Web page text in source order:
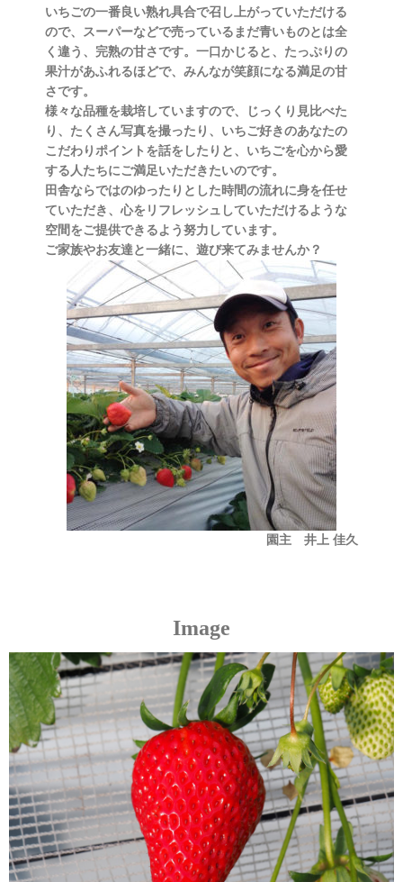
いちごの一番良い熟れ具合で召し上がっていただける
ので、スーパーなどで売っているまだ青いものとは全
く違う、完熟の甘さです。一口かじると、たっぷりの
果汁があふれるほどで、みんなが笑顔になる満足の甘
さです。
様々な品種を栽培していますので、じっくり見比べた
り、たくさん写真を撮ったり、いちご好きのあなたの
こだわりポイントを話をしたりと、いちごを心から愛
する人たちにご満足いただきたいのです。
田舎ならではのゆったりとした時間の流れに身を任せ
ていただき、心をリフレッシュしていただけるような
空間をご提供できるよう努力しています。
ご家族やお友達と一緒に、遊び来てみませんか？
園主 井上 佳久
Image